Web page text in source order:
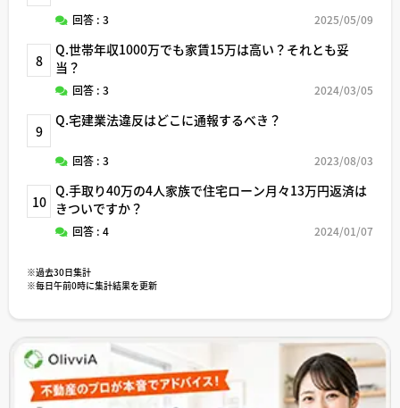
回答 : 3 2025/05/09
8
Q.世帯年収1000万でも家賃15万は高い？それとも妥
当？
回答 : 3 2024/03/05
9
Q.宅建業法違反はどこに通報するべき？
回答 : 3 2023/08/03
10
Q.手取り40万の4人家族で住宅ローン月々13万円返済は
きついですか？
回答 : 4 2024/01/07
※過去30日集計
※毎日午前0時に集計結果を更新